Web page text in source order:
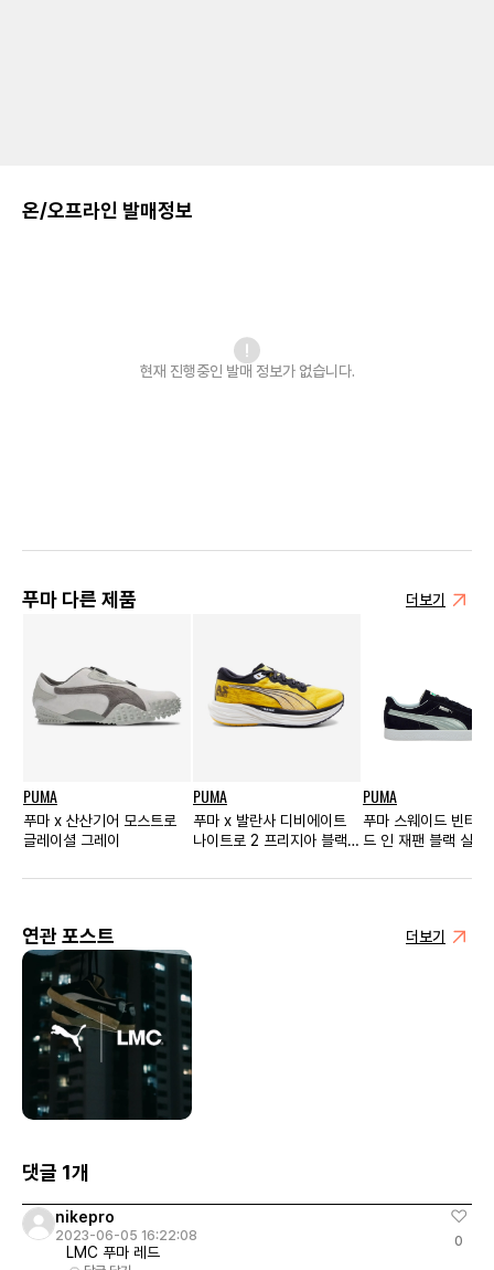
온/오프라인 발매정보
현재 진행중인 발매 정보가 없습니다.
푸마 다른 제품 더보기
PUMA
푸마 x 산산기어 모스트로
글레이셜 그레이
PUMA
푸마 x 발란사 디비에이트
나이트로 2 프리지아 블랙
PUMA
푸마 스웨이드 빈티
드 인 재팬 블랙 실버
연관 포스트 더보기
댓글 1개
nikepro
2023-06-05 16:22:08
LMC 푸마 레드
0